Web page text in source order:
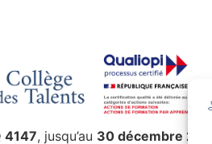
4147, jusqu’au 30 décembre 2027